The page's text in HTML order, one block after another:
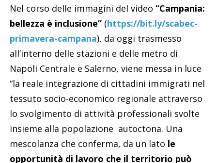
Nel corso delle immagini del video “Campania:
bellezza è inclusione” (https://bit.ly/scabec-
primavera-campana), da oggi trasmesso
all’interno delle stazioni e delle metro di
Napoli Centrale e Salerno, viene messa in luce
“la reale integrazione di cittadini immigrati nel
tessuto socio-economico regionale attraverso
lo svolgimento di attività professionali svolte
insieme alla popolazione autoctona. Una
mescolanza che conferma, da un lato le
opportunità di lavoro che il territorio può